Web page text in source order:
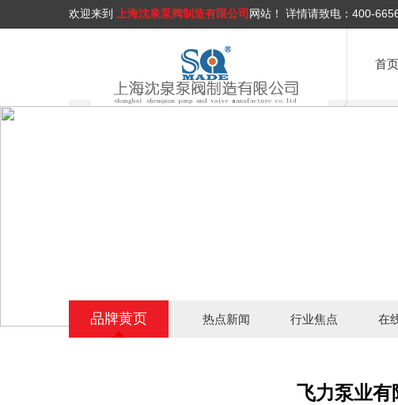
欢迎来到 上海沈泉泵阀制造有限公司 网站！ 详情请致电： 400-
首页
品牌黄页 热点新闻 行业焦点 在
飞力泵业有